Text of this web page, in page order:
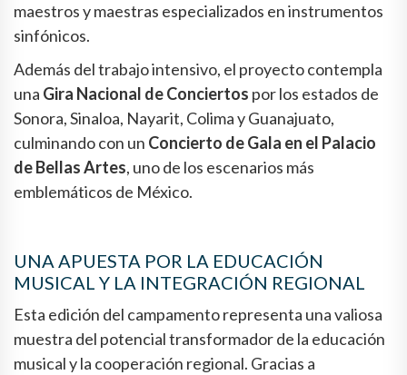
maestros y maestras especializados en instrumentos
sinfónicos.
Además del trabajo intensivo, el proyecto contempla
una Gira Nacional de Conciertos por los estados de
Sonora, Sinaloa, Nayarit, Colima y Guanajuato,
culminando con un Concierto de Gala en el Palacio
de Bellas Artes, uno de los escenarios más
emblemáticos de México.
UNA APUESTA POR LA EDUCACIÓN
MUSICAL Y LA INTEGRACIÓN REGIONAL
Esta edición del campamento representa una valiosa
muestra del potencial transformador de la educación
musical y la cooperación regional. Gracias a